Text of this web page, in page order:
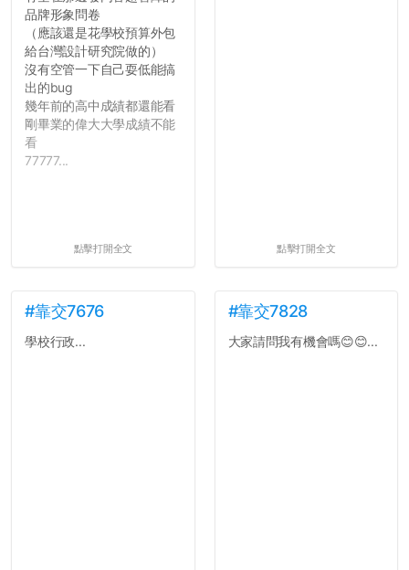
品牌形象問卷
（應該還是花學校預算外包
給台灣設計研究院做的）
沒有空管一下自己耍低能搞
出的bug
幾年前的高中成績都還能看
剛畢業的偉大大學成績不能
看
77777...
點擊打開全文 點擊打開全文
#靠交7676
學校行政...
#靠交7828
大家請問我有機會嗎😊😊...